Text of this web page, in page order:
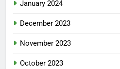
January 2024
December 2023
November 2023
October 2023